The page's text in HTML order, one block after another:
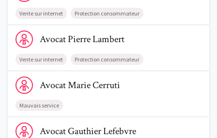
Vente sur internet Protection consommateur
Voir le profil de AvocatPierre Lambert
AvocatPierreLambert
Vente sur internet Protection consommateur
Voir le profil de AvocatMarie Cerruti
AvocatMarieCerruti
Mauvais service
Voir le profil de AvocatGauthier Lefebvre
AvocatGauthierLefebvre